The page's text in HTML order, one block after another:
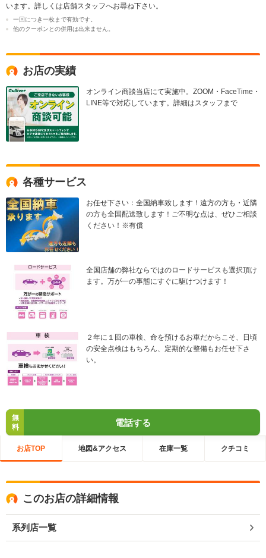
います。詳しくは店舗スタッフへお尋ね下さい。
一回につき一枚まで有効です。
他のクーポンとの併用は出来ません。
お店の実績
オンライン商談当店にて実施中。ZOOM・FaceTime・
LINE等で対応しています。詳細はスタッフまで
各種サービス
お任せ下さい：全国納車致します！遠方の方も・近隣
の方も全国配送致します！ご不明な点は、ぜひご相談
ください！※有償
全国店舗の弊社ならではのロードサービスも選択頂け
ます。万が一の事態にすぐに駆けつけます！
２年に１回の車検、命を預けるお車だからこそ、日頃
の安全点検はもちろん、定期的な整備もお任せ下さ
い。
無
料
電話する
お店TOP 地図&アクセス 在庫一覧 クチコミ
このお店の詳細情報
系列店一覧